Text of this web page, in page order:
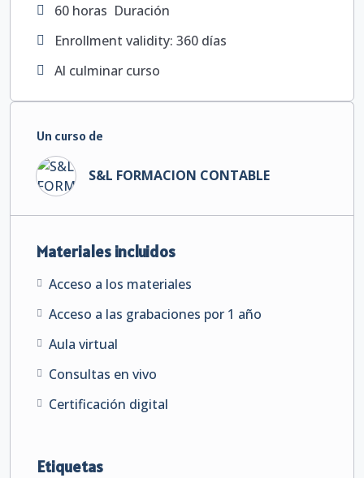
60 horas Duración
Enrollment validity: 360 días
Al culminar curso
Un curso de
S&L FORMACION CONTABLE
Materiales incluidos
Acceso a los materiales
Acceso a las grabaciones por 1 año
Aula virtual
Consultas en vivo
Certificación digital
Etiquetas